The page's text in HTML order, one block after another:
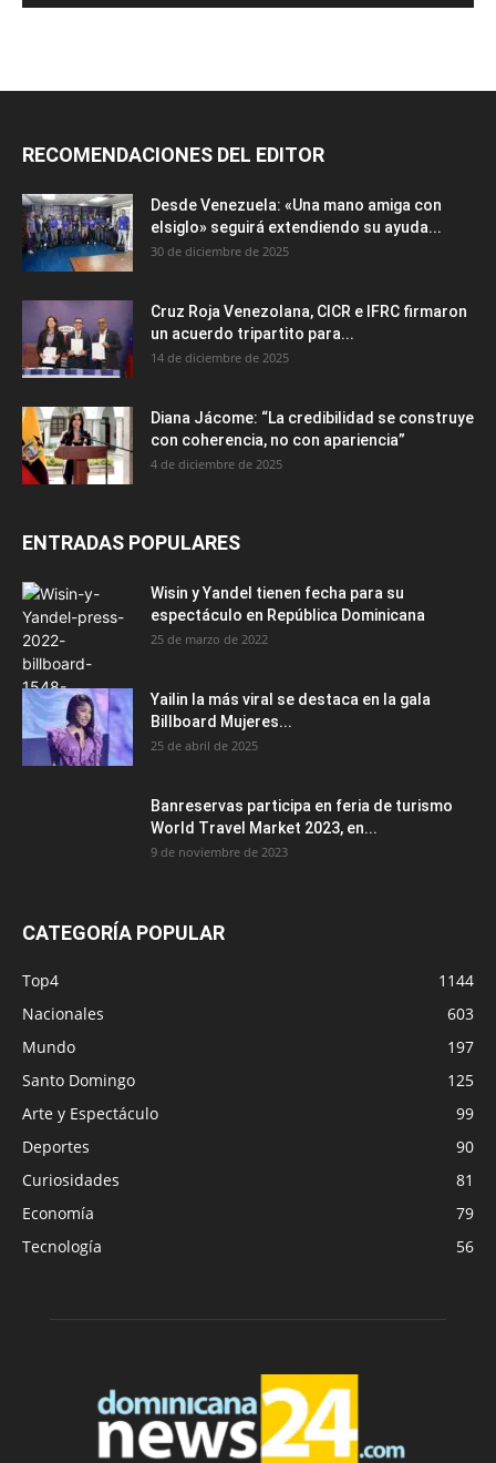
RECOMENDACIONES DEL EDITOR
Desde Venezuela: «Una mano amiga con
elsiglo» seguirá extendiendo su ayuda...
30 de diciembre de 2025
Cruz Roja Venezolana, CICR e IFRC firmaron
un acuerdo tripartito para...
14 de diciembre de 2025
Diana Jácome: “La credibilidad se construye
con coherencia, no con apariencia”
4 de diciembre de 2025
ENTRADAS POPULARES
Wisin y Yandel tienen fecha para su
espectáculo en República Dominicana
25 de marzo de 2022
Yailin la más viral se destaca en la gala
Billboard Mujeres...
25 de abril de 2025
Banreservas participa en feria de turismo
World Travel Market 2023, en...
9 de noviembre de 2023
CATEGORÍA POPULAR
Top4
1144
Nacionales
603
Mundo
197
Santo Domingo
125
Arte y Espectáculo
99
Deportes
90
Curiosidades
81
Economía
79
Tecnología
56